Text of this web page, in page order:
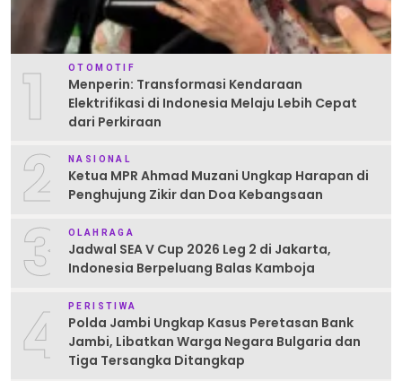
1 OTOMOTIF
Menperin: Transformasi Kendaraan
Elektrifikasi di Indonesia Melaju Lebih Cepat
dari Perkiraan
2 NASIONAL
Ketua MPR Ahmad Muzani Ungkap Harapan di
Penghujung Zikir dan Doa Kebangsaan
3 OLAHRAGA
Jadwal SEA V Cup 2026 Leg 2 di Jakarta,
Indonesia Berpeluang Balas Kamboja
4 PERISTIWA
Polda Jambi Ungkap Kasus Peretasan Bank
Jambi, Libatkan Warga Negara Bulgaria dan
Tiga Tersangka Ditangkap